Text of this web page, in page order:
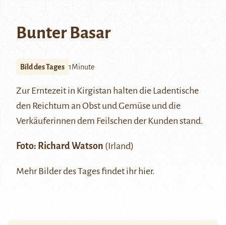
Bunter Basar
Bild des Tages 1Minute
Zur Erntezeit in Kirgistan halten die Ladentische
den Reichtum an Obst und Gemüse und die
Verkäuferinnen dem Feilschen der Kunden stand.
Foto: Richard Watson (Irland)
Mehr Bilder des Tages findet ihr hier.